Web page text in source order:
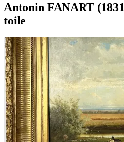
Antonin FANART
toile